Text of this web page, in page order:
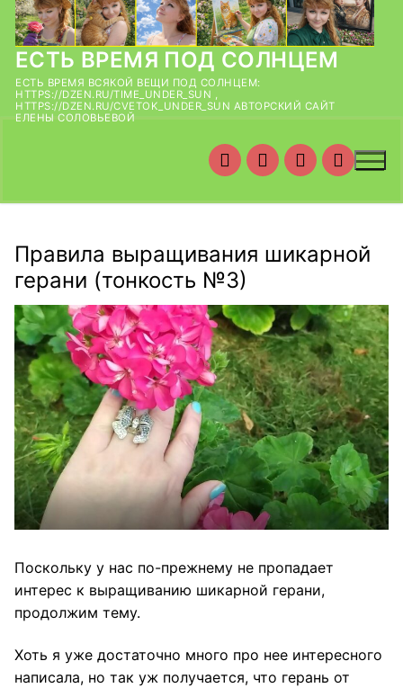
Перейти
содержимому
ЕСТЬ ВРЕМЯ ПОД СОЛНЦЕМ
ЕСТЬ ВРЕМЯ ВСЯКОЙ ВЕЩИ ПОД СОЛНЦЕМ:
HTTPS://DZEN.RU/TIME_UNDER_SUN ,
HTTPS://DZEN.RU/CVETOK_UNDER_SUN АВТОРСКИЙ САЙТ
ЕЛЕНЫ СОЛОВЬЕВОЙ
Правила выращивания шикарной
герани (тонкость №3)
Поскольку у нас по-прежнему не пропадает
интерес к выращиванию шикарной герани,
продолжим тему.
Хоть я уже достаточно много про нее интересного
написала, но так уж получается, что герань от